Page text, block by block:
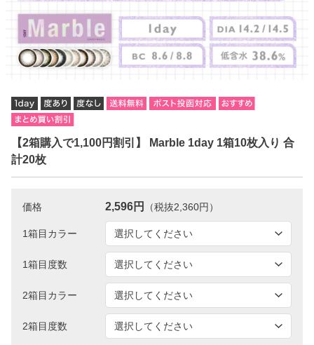
【2箱購入で1,100円割引】 Marble 1day 1箱10枚入り 合
計20枚
価格 2,596円 （税抜2,360円）
1箱目カラー
1箱目度数
2箱目カラー
2箱目度数